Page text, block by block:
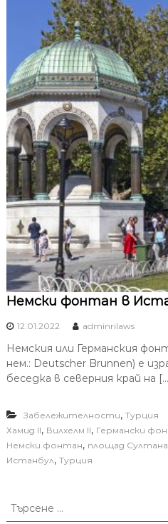
Немски фонтан в
12.01.2022 adminrilaws
Немския или Германския
нем.: Deutscher Brunnen) е
беседка в северния край на
Забележителности, Турция
Хамид II, Вилхелм II, Германски
Немски фонтан, площад
Истанбул, Турция
Т